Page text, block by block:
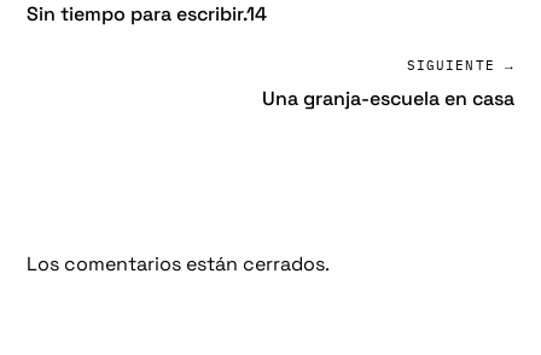
Sin tiempo para escribir.14
SIGUIENTE →
Una granja-escuela en casa
Los comentarios están cerrados.